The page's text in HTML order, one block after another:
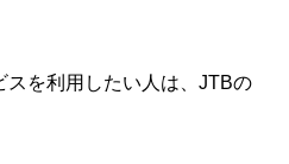
スを利用したい人は、JTBの